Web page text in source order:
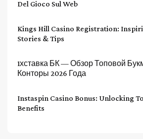
Del Gioco Sul Web
Kings Hill Casino Registration:
Stories & Tips
1хставка БК — Обзор Топовой
Конторы 2026 Года
Instaspin Casino Bonus: Unlocking
Benefits